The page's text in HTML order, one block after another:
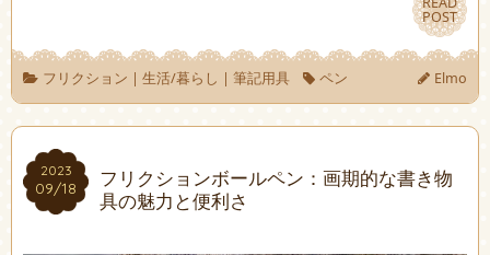
POST
POST
フリクション | 生活/暮らし | 筆記用具 ペン Elmo
2023
09/18
2023
09/18
フリクションボールペン：画期的な書き物
具の魅力と便利さ